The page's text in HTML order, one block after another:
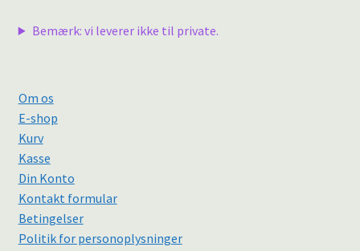
Bemærk: vi leverer ikke til private.
Om os
E-shop
Kurv
Kasse
Din Konto
Kontakt formular
Betingelser
Politik for personoplysninger